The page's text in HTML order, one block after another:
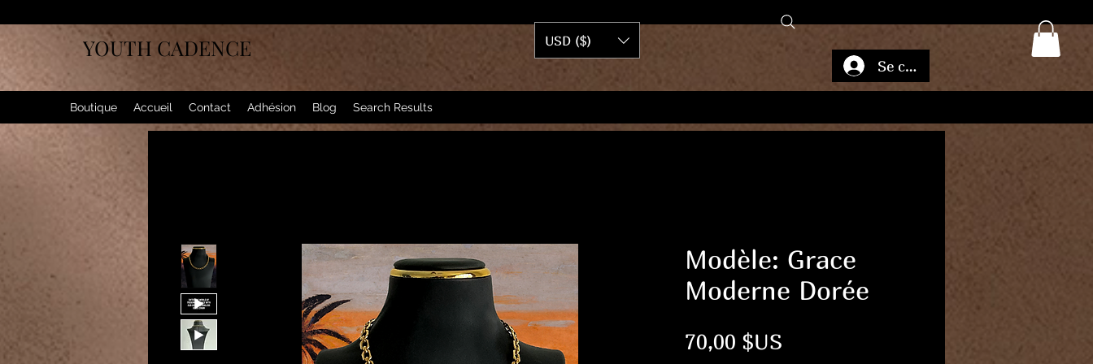
Se connecter
Boutique Accueil Contact Adhésion Blog Search Results
USD ($)
YOUTH CADENCE
Modèle: Grace
Moderne Dorée
70,00 $US